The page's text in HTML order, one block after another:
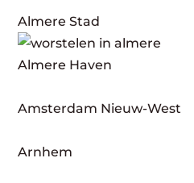
Almere Stad
Almere Haven
Amsterdam Nieuw-West
Arnhem